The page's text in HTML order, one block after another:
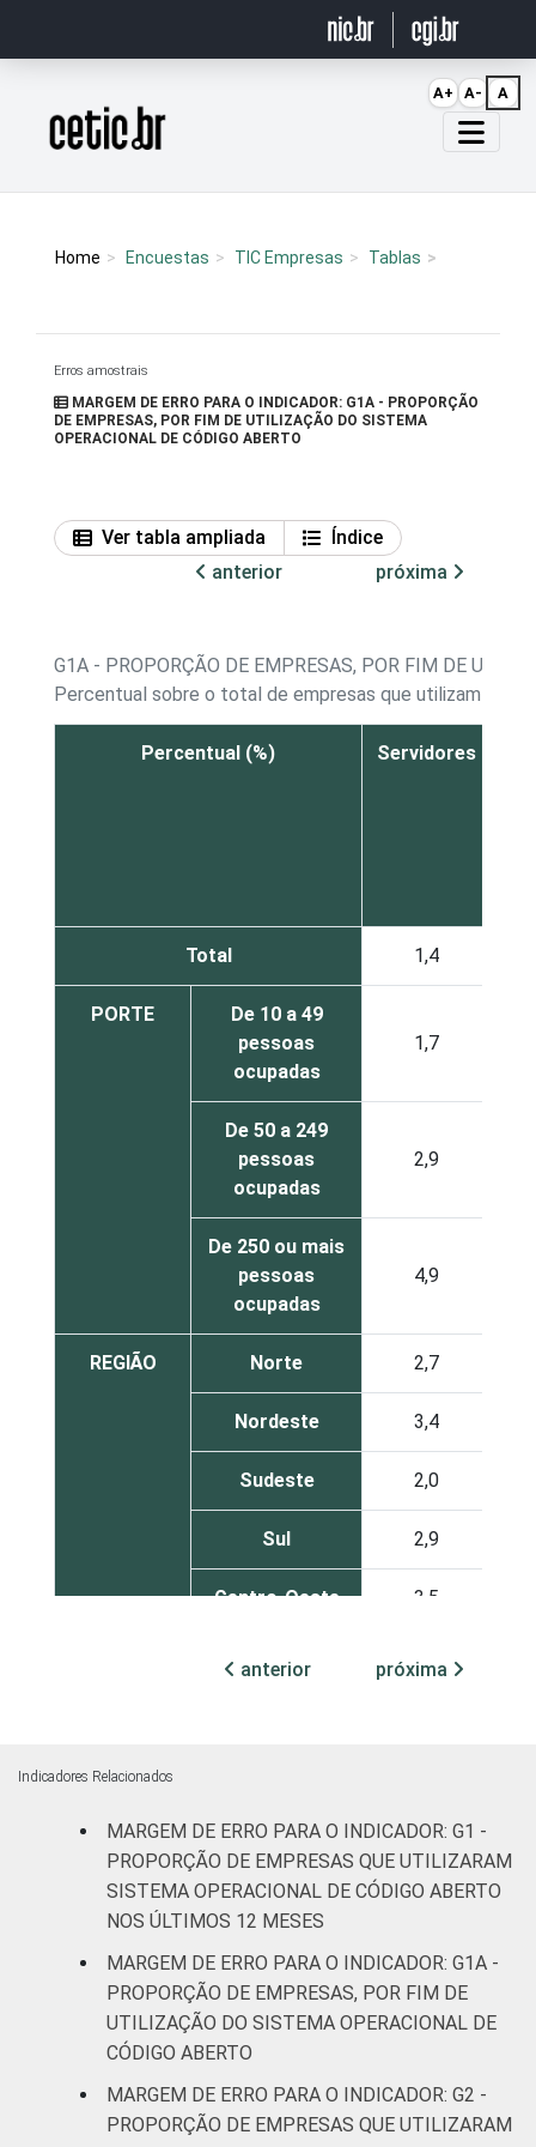
Página inicial
Home Encuestas TIC Empresas Tablas
Erros amostrais
MARGEM DE ERRO PARA O INDICADOR: G1A - PROPORÇÃO
DE EMPRESAS, POR FIM DE UTILIZAÇÃO DO SISTEMA
OPERACIONAL DE CÓDIGO ABERTO
Ver tabla ampliada
Índice
anterior
próxima
G1A - PROPORÇÃO DE EMPRESAS, POR FIM DE
Percentual sobre o total de empresas que utilizam
Percentual (%) Servidores
Total 1,4
PORTE
De 10 a 49
pessoas
ocupadas
1,7
De 50 a 249
pessoas
ocupadas
2,9
De 250 ou mais
pessoas
ocupadas
4,9
REGIÃO Norte 2,7
Nordeste 3,4
Sudeste 2,0
Sul 2,9
Centro-Oeste 3,5
Indústria de
2,2
reparação de
veículos
automotores e
motocicletas
2,9
Transporte,
armazenagem
e correio
3,2
Alojamento e
alimentação
2,1
anterior próxima
Indicadores Relacionados
MARGEM DE ERRO PARA O INDICADOR: G1 -
PROPORÇÃO DE EMPRESAS QUE UTILIZARAM
SISTEMA OPERACIONAL DE CÓDIGO ABERTO
NOS ÚLTIMOS 12 MESES
MARGEM DE ERRO PARA O INDICADOR: G1A -
PROPORÇÃO DE EMPRESAS, POR FIM DE
UTILIZAÇÃO DO SISTEMA OPERACIONAL DE
CÓDIGO ABERTO
MARGEM DE ERRO PARA O INDICADOR: G2 -
PROPORÇÃO DE EMPRESAS QUE UTILIZARAM
A+ A- A